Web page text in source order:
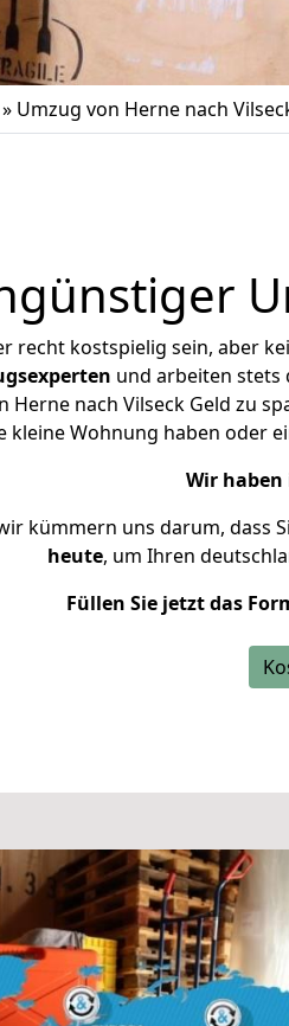
» Umzug von Herne nach
recht kostspielig sein, aber
und arbeiten stets
nach Vilseck Geld zu
kleine Wohnung haben oder
Wir haben
kümmern uns darum, dass
heute, um Ihren
Füllen Sie jetzt das